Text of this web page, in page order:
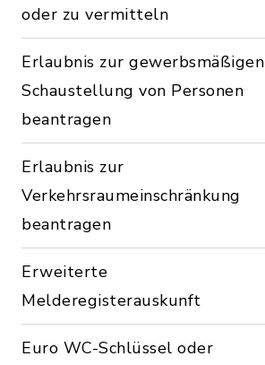
oder zu vermitteln
Erlaubnis zur gewerbsmäßigen
Schaustellung von Personen
beantragen
Erlaubnis zur
Verkehrsraumeinschränkung
beantragen
Erweiterte
Melderegisterauskunft
Euro WC-Schlüssel oder